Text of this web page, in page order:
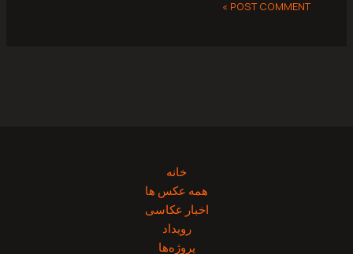
خانه
همه عکس ها
اخبار عکاسی
رویداد
پروژه‌‌ها